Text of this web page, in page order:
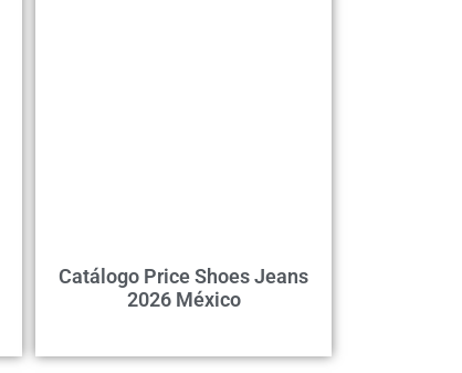
Catálogo Price Shoes Jeans
2026 México